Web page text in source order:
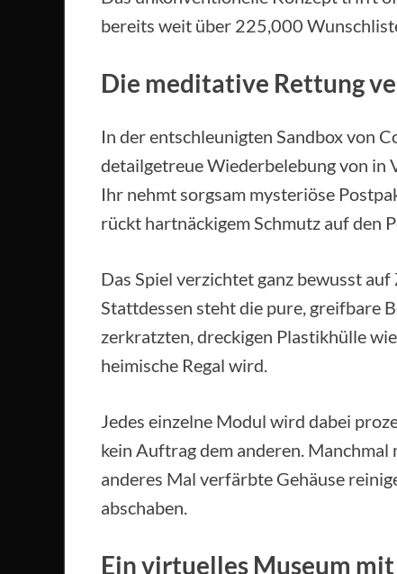
bereits weit über 225,000
Die meditative Rettung
In der entschleunigten Sandbox von
detailgetreue Wiederbelebung von in
Ihr nehmt sorgsam mysteriöse
rückt hartnäckigem Schmutz auf den
Das Spiel verzichtet ganz bewusst
Stattdessen steht die pure, greifbare
zerkratzten, dreckigen Plastikhülle
heimische Regal wird.
Jedes einzelne Modul wird dabei
kein Auftrag dem anderen.
anderes Mal verfärbte Gehäuse
abschaben.
Ein virtuelles Museum